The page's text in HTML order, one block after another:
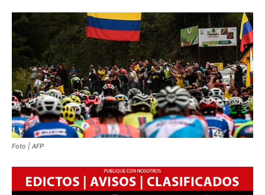
Foto | AFP